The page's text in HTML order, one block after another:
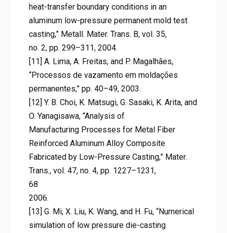
heat-transfer boundary conditions in an
aluminum low-pressure permanent mold test
casting,” Metall. Mater. Trans. B, vol. 35,
no. 2, pp. 299–311, 2004.
[11] A. Lima, A. Freitas, and P. Magalhães,
“Processos de vazamento em moldações
permanentes,” pp. 40–49, 2003.
[12] Y. B. Choi, K. Matsugi, G. Sasaki, K. Arita, and
O. Yanagisawa, “Analysis of
Manufacturing Processes for Metal Fiber
Reinforced Aluminum Alloy Composite
Fabricated by Low-Pressure Casting,” Mater.
Trans., vol. 47, no. 4, pp. 1227–1231,
68
2006.
[13] G. Mi, X. Liu, K. Wang, and H. Fu, “Numerical
simulation of low pressure die-casting